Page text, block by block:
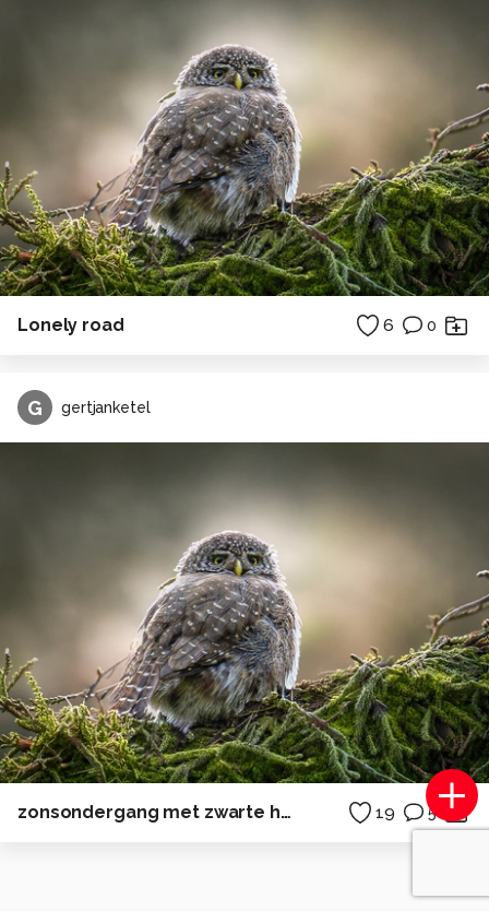
Lonely road 6 0
G gertjanketel
zonsondergang met zwarte heidelibel 19 5